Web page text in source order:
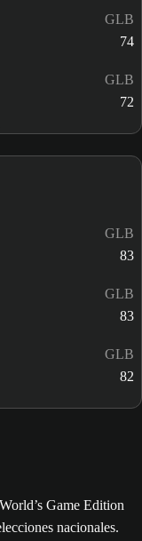
GLB
74
GLB
72
GLB
83
GLB
83
GLB
82